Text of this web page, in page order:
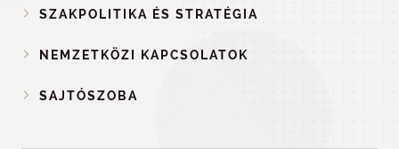
SZAKPOLITIKA ÉS STRATÉGIA
NEMZETKÖZI KAPCSOLATOK
SAJTÓSZOBA